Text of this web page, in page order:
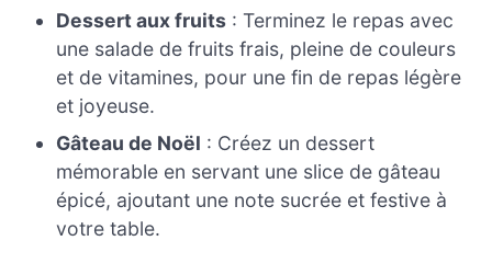
Dessert aux fruits : Terminez le repas avec
une salade de fruits frais, pleine de couleurs
et de vitamines, pour une fin de repas légère
et joyeuse.
Gâteau de Noël : Créez un dessert
mémorable en servant une slice de gâteau
épicé, ajoutant une note sucrée et festive à
votre table.